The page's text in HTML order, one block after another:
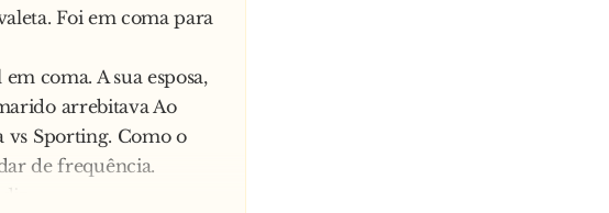
Foi em coma para
coma. A sua esposa,
arrebitava Ao
vs Sporting. Como o
de frequência.